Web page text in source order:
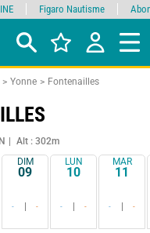
Yonne Fontenailles
Alt : 302m
DIM
09
- -
LUN
10
- -
MAR
11
- -
Figaro Nautisme